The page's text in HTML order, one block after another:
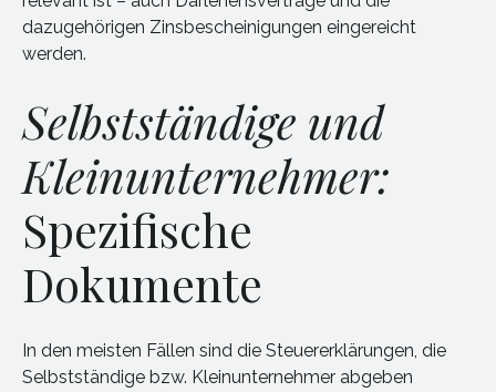
dazugehörigen Zinsbescheinigungen eingereicht
werden.
Selbstständige und
Kleinunternehmer:
Spezifische
Dokumente
In den meisten Fällen sind die Steuererklärungen, die
Selbstständige bzw. Kleinunternehmer abgeben